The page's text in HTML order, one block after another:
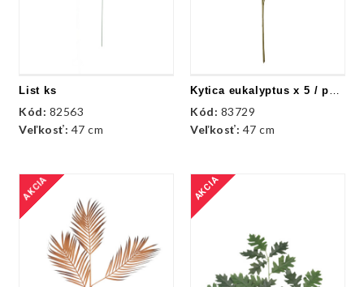
List ks
Kód: 82563
Veľkosť: 47 cm
Kytica eukalyptus x 5 / pena
Kód: 83729
Veľkosť: 47 cm
AKCIA AKCIA